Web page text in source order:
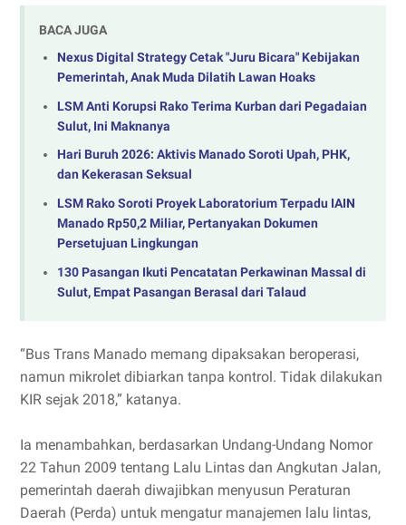
BACA JUGA
Nexus Digital Strategy Cetak "Juru Bicara" Kebijakan
Pemerintah, Anak Muda Dilatih Lawan Hoaks
LSM Anti Korupsi Rako Terima Kurban dari Pegadaian
Sulut, Ini Maknanya
Hari Buruh 2026: Aktivis Manado Soroti Upah, PHK,
dan Kekerasan Seksual
LSM Rako Soroti Proyek Laboratorium Terpadu IAIN
Manado Rp50,2 Miliar, Pertanyakan Dokumen
Persetujuan Lingkungan
130 Pasangan Ikuti Pencatatan Perkawinan Massal di
Sulut, Empat Pasangan Berasal dari Talaud
“Bus Trans Manado memang dipaksakan beroperasi,
namun mikrolet dibiarkan tanpa kontrol. Tidak dilakukan
KIR sejak 2018,” katanya.
Ia menambahkan, berdasarkan Undang-Undang Nomor
22 Tahun 2009 tentang Lalu Lintas dan Angkutan Jalan,
pemerintah daerah diwajibkan menyusun Peraturan
Daerah (Perda) untuk mengatur manajemen lalu lintas,